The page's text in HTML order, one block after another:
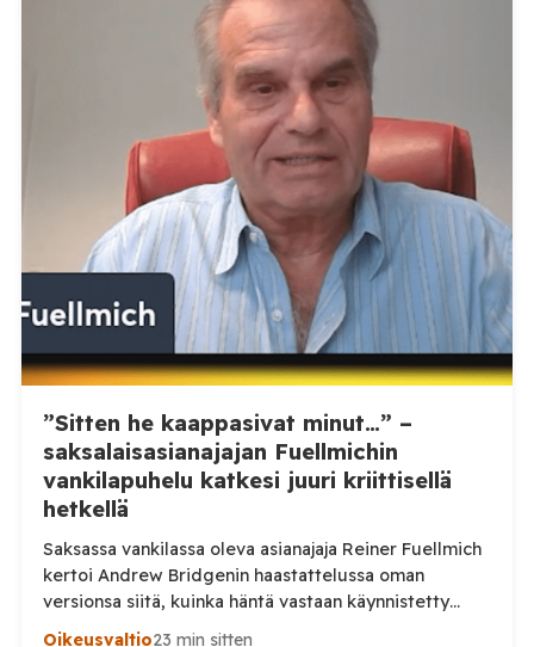
”Sitten he kaappasivat minut…” –
saksalaisasianajajan Fuellmichin
vankilapuhelu katkesi juuri kriittisellä
hetkellä
Saksassa vankilassa oleva asianajaja Reiner Fuellmich
kertoi Andrew Bridgenin haastattelussa oman
versionsa siitä, kuinka häntä vastaan käynnistetty
rikosprosessi sai alkunsa. Juuri kun Fuellmich pääsi
Oikeusvaltio23 min sitten